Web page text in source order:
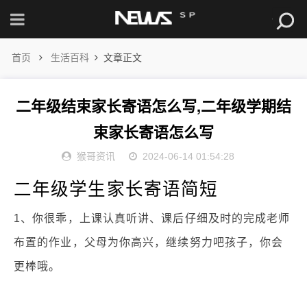
首页 生活百科 文章正文
二年级结束家长寄语怎么写,二年级学期结
束家长寄语怎么写
猴哥资讯 2024-06-14 01:54:28
二年级学生家长寄语简短
1、你很乖，上课认真听讲、课后仔细及时的完成老师
布置的作业，父母为你高兴，继续努力吧孩子，你会
更棒哦。